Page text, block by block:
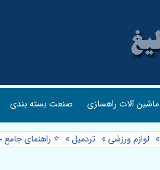
ماشین آلات راهسازی صنعت بسته بندی
» لوازم ورزشی » تردمیل» ⭐️ راهنمای